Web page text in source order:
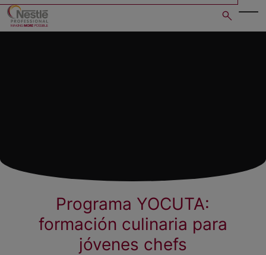
Skip
Programa YOCUTA:
formación culinaria para
jóvenes chefs